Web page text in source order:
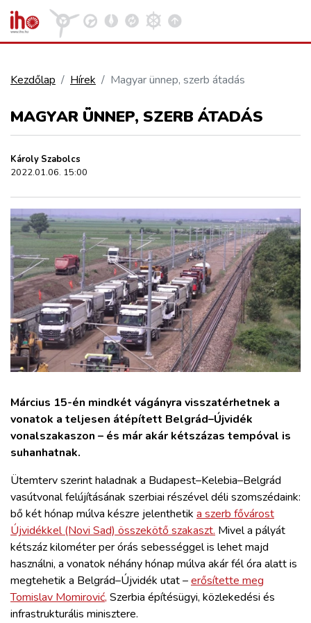
KÖZLEKEDÉSFEJLESZTÉS
ELLÁTÁSI LÁNC
ZÖLDÚT
HAJÓZÁS
BLOG
ARCHÍVUM
WEBSHOP
BELÉPÉS
REGISZTRÁCIÓ
Kezdőlap Hírek Magyar ünnep, szerb átadás
MAGYAR ÜNNEP, SZERB ÁTADÁS
Károly Szabolcs
2022.01.06. 15:00
Március 15-én mindkét vágányra visszatérhetnek a
vonatok a teljesen átépített Belgrád–Újvidék
vonalszakaszon – és már akár kétszázas tempóval is
suhanhatnak.
Ütemterv szerint haladnak a Budapest–Kelebia–Belgrád
vasútvonal felújításának szerbiai részével déli szomszédaink:
bő két hónap múlva készre jelenthetik a szerb fővárost
Újvidékkel (Novi Sad) összekötő szakaszt. Mivel a pályát
kétszáz kilométer per órás sebességgel is lehet majd
használni, a vonatok néhány hónap múlva akár fél óra alatt is
megtehetik a Belgrád–Újvidék utat –erősítette meg
Tomislav Momirović, Szerbia építésügyi, közlekedési és
infrastrukturális minisztere.